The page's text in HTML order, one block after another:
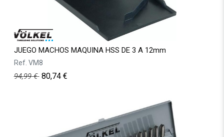
JUEGO MACHOS MAQUINA HSS DE 3 A 12mm
Ref. VM8
94,99€ 80,74€